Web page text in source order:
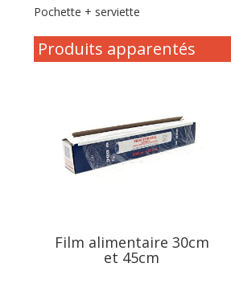
Pochette + serviette
Produits apparentés
Film alimentaire 30cm
et 45cm